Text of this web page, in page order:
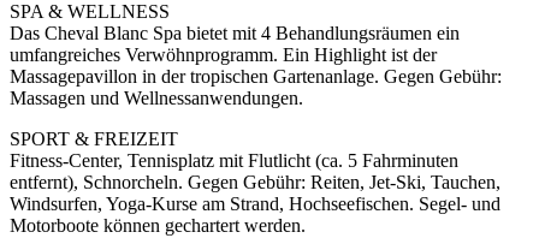
SPA & WELLNESS
Das Cheval Blanc Spa bietet mit 4 Behandlungsräumen ein
umfangreiches Verwöhnprogramm. Ein Highlight ist der
Massagepavillon in der tropischen Gartenanlage. Gegen Gebühr:
Massagen und Wellnessanwendungen.
SPORT & FREIZEIT
Fitness-Center, Tennisplatz mit Flutlicht (ca. 5 Fahrminuten
entfernt), Schnorcheln. Gegen Gebühr: Reiten, Jet-Ski, Tauchen,
Windsurfen, Yoga-Kurse am Strand, Hochseefischen. Segel- und
Motorboote können gechartert werden.